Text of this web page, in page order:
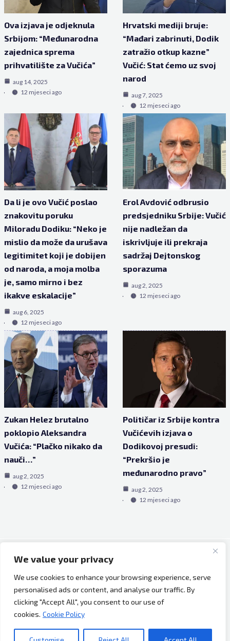
We value your privacy
We use cookies to enhance your browsing experience, serve
personalised ads or content, and analyse our traffic. By
clicking "Accept All", you consent to our use of
cookies. Cookie Policy
Ova izjava je odjeknula
Srbijom: “Međunarodna
zajednica sprema
prihvatilište za Vučića”
aug 14, 2025
12 mjeseci ago
Hrvatski mediji bruje:
“Mađari zabrinuti, Dodik
zatražio otkup kazne”
Vučić: Stat ćemo uz svoj
narod
aug 7, 2025
12 mjeseci ago
Da li je ovo Vučić poslao
znakovitu poruku
Miloradu Dodiku: “Neko je
mislio da može da urušava
legitimitet koji je dobijen
od naroda, a moja molba
je, samo mirno i bez
ikakve eskalacije”
aug 6, 2025
12 mjeseci ago
Erol Avdović odbrusio
predsjedniku Srbije: Vučić
nije nadležan da
iskrivljuje ili prekraja
sadržaj Dejtonskog
sporazuma
aug 2, 2025
12 mjeseci ago
Zukan Helez brutalno
poklopio Aleksandra
Vučića: “Plačko nikako da
nauči…”
aug 2, 2025
12 mjeseci ago
Političar iz Srbije kontra
Vučićevih izjava o
Dodikovoj presudi:
“Prekršio je
međunarodno pravo”
aug 2, 2025
12 mjeseci ago
Copyright © 2026 Bh Dijaspora.
O nama
Marketing
Uslovi korištenja